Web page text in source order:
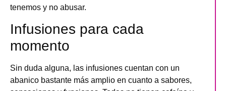
tenemos y no abusar.
Infusiones para cada
momento
Sin duda alguna, las infusiones cuentan con un
abanico bastante más amplio en cuanto a sabores,